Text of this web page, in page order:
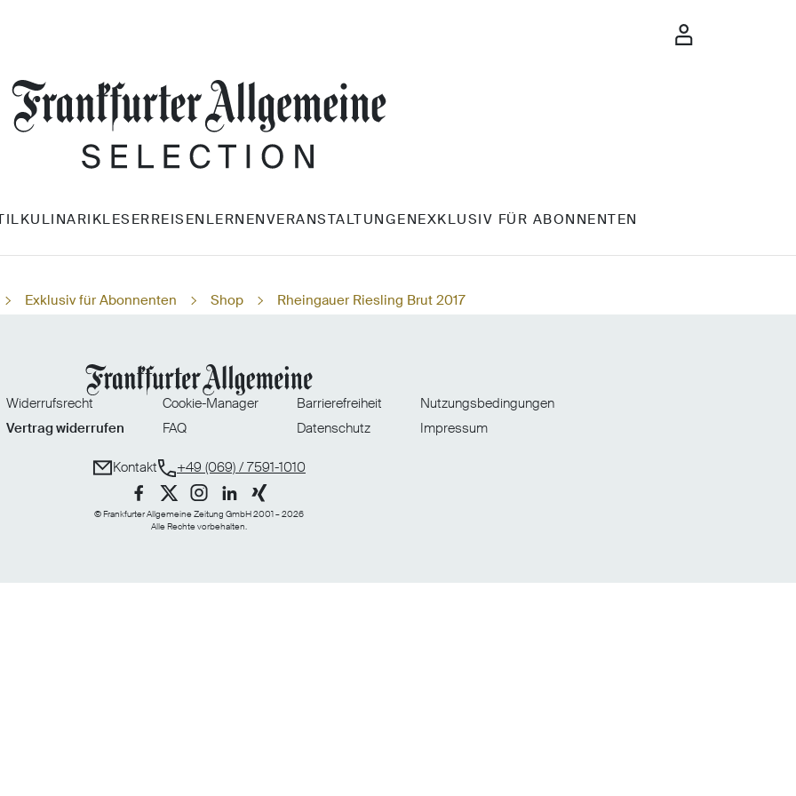
KULINARIKLESERREISEN LERNENVERANSTALTUNGENEXKLUSIV FÜR ABONNENTEN
Exklusiv für Abonnenten Shop Rheingauer Riesling Brut 2017
Widerrufsrecht
Vertrag widerrufen
Cookie-Manager
FAQ
Barrierefreiheit
Datenschutz
Nutzungsbedingungen
Impressum
Kontakt +49 (069) / 7591-1010
© Frankfurter Allgemeine Zeitung GmbH 2001 – 2026
Alle Rechte vorbehalten.